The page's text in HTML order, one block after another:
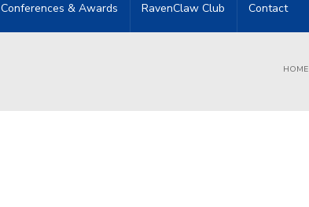
Conferences & Awards RavenClaw Club Contact
HOME